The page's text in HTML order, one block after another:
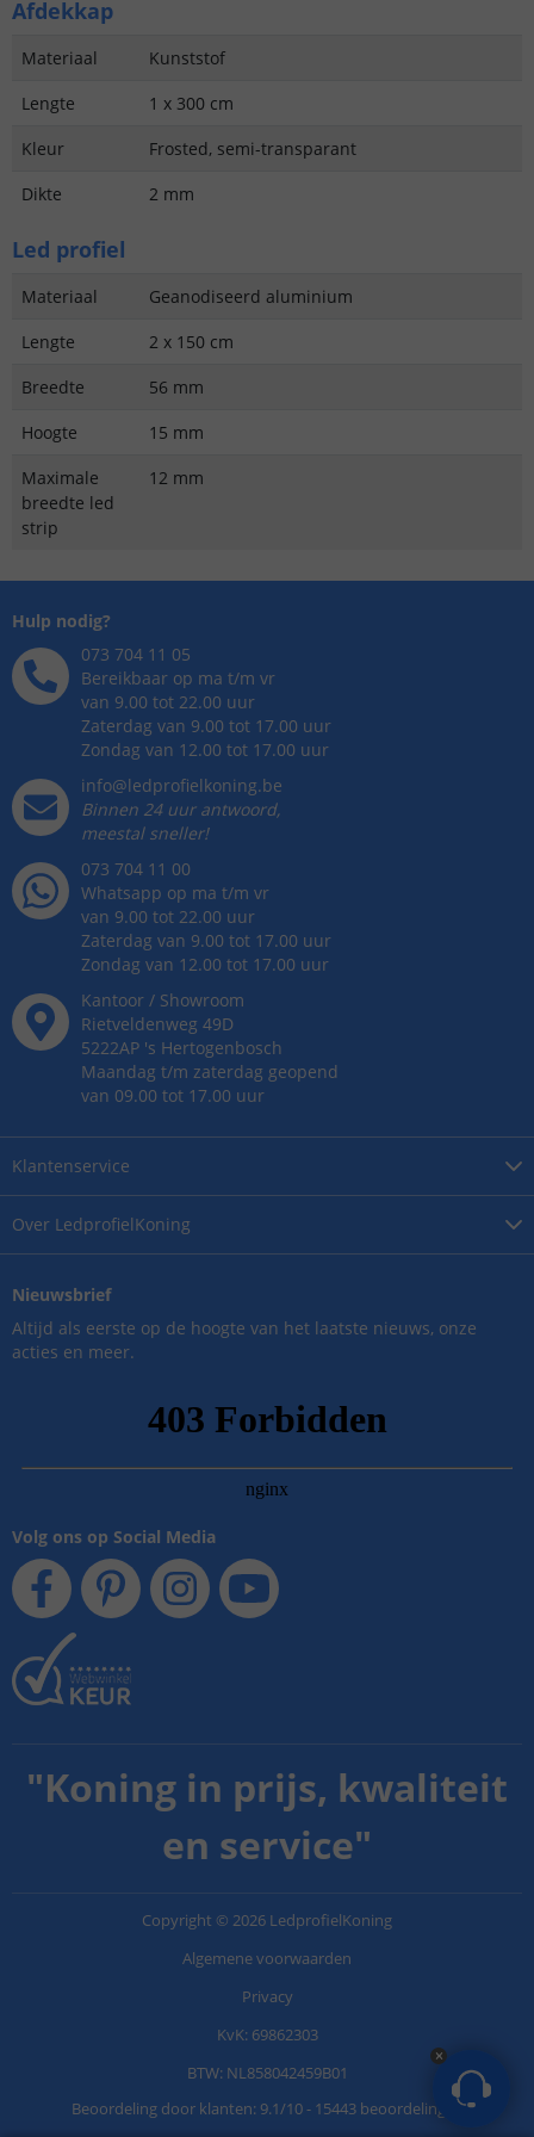
Afdekkap
Materiaal
Kunststof
Lengte
1 x 300 cm
Kleur
Frosted, semi-transparant
Dikte
2 mm
Led profiel
Materiaal
Geanodiseerd aluminium
Lengte
2 x 150 cm
Breedte
56 mm
Hoogte
15 mm
Maximale
breedte led
strip
12 mm
Over LedprofielKoning
Klantenservice
Hulp nodig?
073 704 11 05
Bereikbaar op ma t/m vr
van 9.00 tot 22.00 uur
Zaterdag van 9.00 tot 17.00 uur
Zondag van 12.00 tot 17.00 uur
info@ledprofielkoning.be
Binnen 24 uur antwoord,
meestal sneller!
073 704 11 00
Whatsapp op ma t/m vr
van 9.00 tot 22.00 uur
Zaterdag van 9.00 tot 17.00 uur
Zondag van 12.00 tot 17.00 uur
Kantoor / Showroom
Rietveldenweg 49D
5222AP 's Hertogenbosch
Maandag t/m zaterdag geopend
van 09.00 tot 17.00 uur
Nieuwsbrief
Altijd als eerste op de hoogte van het laatste nieuws, onze
acties en meer.
Volg ons op Social Media
"Koning in prijs, kwaliteit
en service"
Copyright © 2026 LedprofielKoning
Algemene voorwaarden
Privacy
KvK: 69862303
BTW: NL858042459B01
Beoordeling door klanten: 9.1/10- 15443 beoordelingen